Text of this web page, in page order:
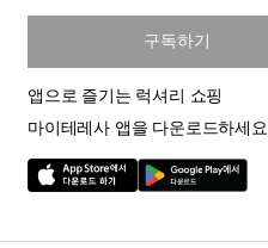
구독하기
앱으로 즐기는 럭셔리 쇼핑
마이테레사 앱을 다운로드하세요